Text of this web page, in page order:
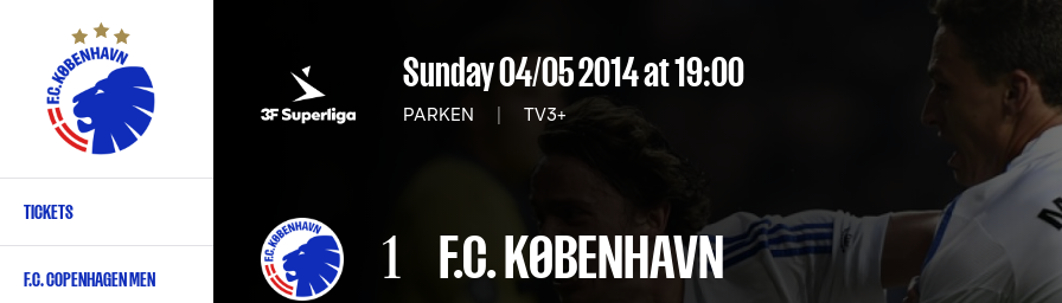
content
Primary
TICKETS
F.C. COPENHAGEN MEN
Sunday 04/05 2014at 19:00
PARKEN TV3+
1 F.C. KØBENHAVN